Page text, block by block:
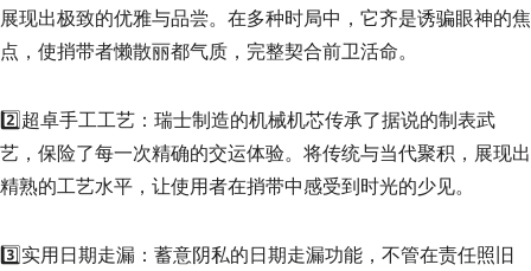
展现出极致的优雅与品尝。在多种时局中，它齐是诱骗眼神的焦
点，使捎带者懒散丽都气质，完整契合前卫活命。
2️⃣超卓手工工艺：瑞士制造的机械机芯传承了据说的制表武
艺，保险了每一次精确的交运体验。将传统与当代聚积，展现出
精熟的工艺水平，让使用者在捎带中感受到时光的少见。
3️⃣实用日期走漏：蓄意阴私的日期走漏功能，不管在责任照旧